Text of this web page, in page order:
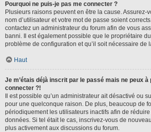
Pourquoi ne puis-je pas me connecter ?
Plusieurs raisons peuvent en être la cause. Assurez-
nom d’utilisateur et votre mot de passe soient
contactez un administrateur du forum afin de vous
banni. Il est également possible que le propriétaire
problème de configuration et qu’il soit nécessaire de
Haut
Je m’étais déjà inscrit par le passé mais ne peux
connecter ?!
Il est possible qu’un administrateur ait désactivé ou
pour une quelconque raison. De plus, beaucoup de
périodiquement les utilisateurs inactifs afin de
données. Si tel était le cas, inscrivez-vous de
plus activement aux discussions du forum.